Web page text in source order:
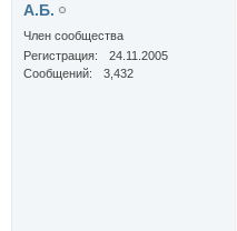
А.Б.
Член сообщества
Регистрация
24.11.2005
Сообщений
3,432